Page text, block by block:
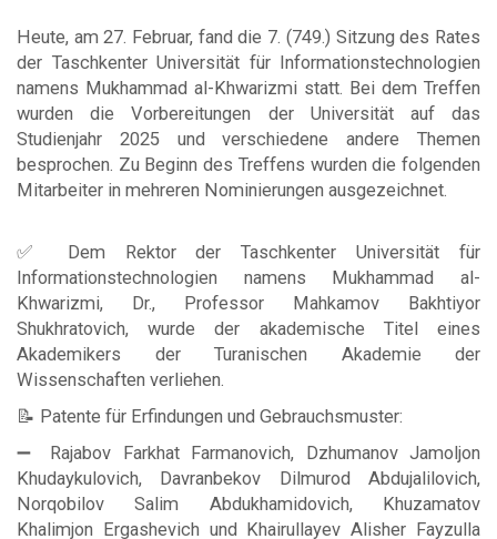
Heute, am 27. Februar, fand die 7. (749.) Sitzung des Rates
der Taschkenter Universität für Informationstechnologien
namens Mukhammad al-Khwarizmi statt. Bei dem Treffen
wurden die Vorbereitungen der Universität auf das
Studienjahr 2025 und verschiedene andere Themen
besprochen. Zu Beginn des Treffens wurden die folgenden
Mitarbeiter in mehreren Nominierungen ausgezeichnet.
✅ Dem Rektor der Taschkenter Universität für
Informationstechnologien namens Mukhammad al-
Khwarizmi, Dr., Professor Mahkamov Bakhtiyor
Shukhratovich, wurde der akademische Titel eines
Akademikers der Turanischen Akademie der
Wissenschaften verliehen.
📝 Patente für Erfindungen und Gebrauchsmuster:
➖ Rajabov Farkhat Farmanovich, Dzhumanov Jamoljon
Khudaykulovich, Davranbekov Dilmurod Abdujalilovich,
Norqobilov Salim Abdukhamidovich, Khuzamatov
Khalimjon Ergashevich und Khairullayev Alisher Fayzulla